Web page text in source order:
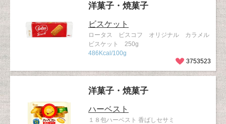
洋菓子・焼菓子
ビスケット
ロータス ビスコフ オリジナル カラメル
ビスケット 250g
486Kcal/100g
3753523
洋菓子・焼菓子
ハーベスト
１８包ハーベスト 香ばしセサミ